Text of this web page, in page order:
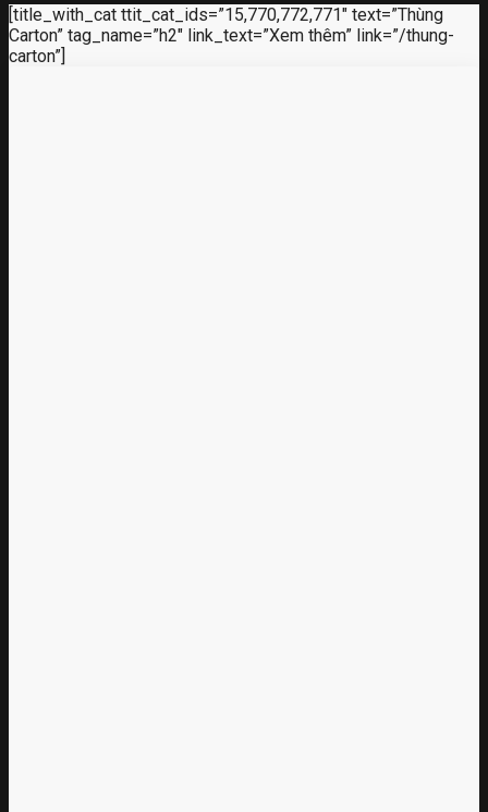
[title_with_cat ttit_cat_ids=”15,770,772,771″ text=”Thùng
Carton” tag_name=”h2″ link_text=”Xem thêm” link=”/thung-
carton”]